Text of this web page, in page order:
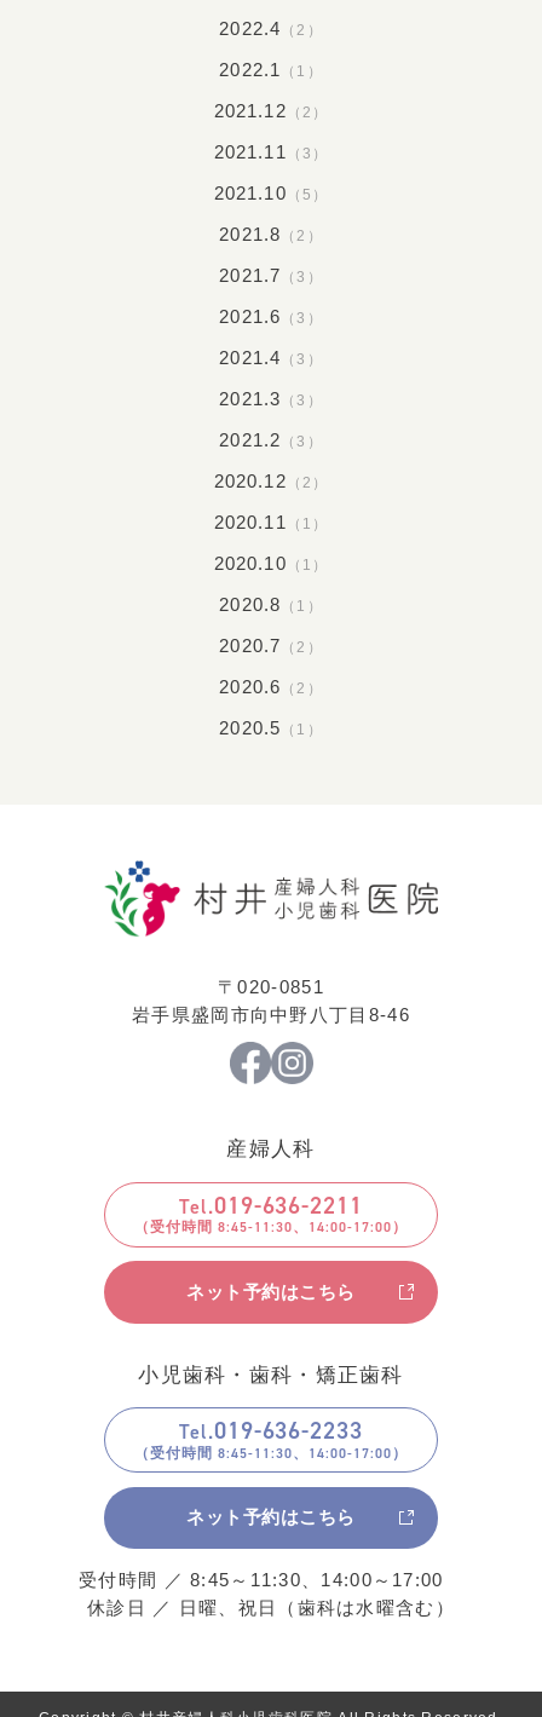
2022.4 （2）
2022.1 （1）
2021.12 （2）
2021.11 （3）
2021.10 （5）
2021.8 （2）
2021.7 （3）
2021.6 （3）
2021.4 （3）
2021.3 （3）
2021.2 （3）
2020.12 （2）
2020.11 （1）
2020.10 （1）
2020.8 （1）
2020.7 （2）
2020.6 （2）
2020.5 （1）
〒020-0851
岩手県盛岡市向中野八丁目8-46
産婦人科
Tel.019-636-2211
ネット予約はこちら
小児歯科・歯科・矯正歯科
Tel.019-636-2233
ネット予約はこちら
受付時間 ／ 8:45～11:30、14:00～17:00
休診日 ／ 日曜、祝日（歯科は水曜含む）